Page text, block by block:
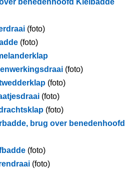
benedenhoofd Kielbadde
(foto)
(foto)
(foto)
(foto)
(foto)
(foto)
brug over benedenhoofd
(foto)
(foto)